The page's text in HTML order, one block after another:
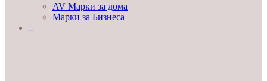
AV Марки за дома
Марки за Бизнеса